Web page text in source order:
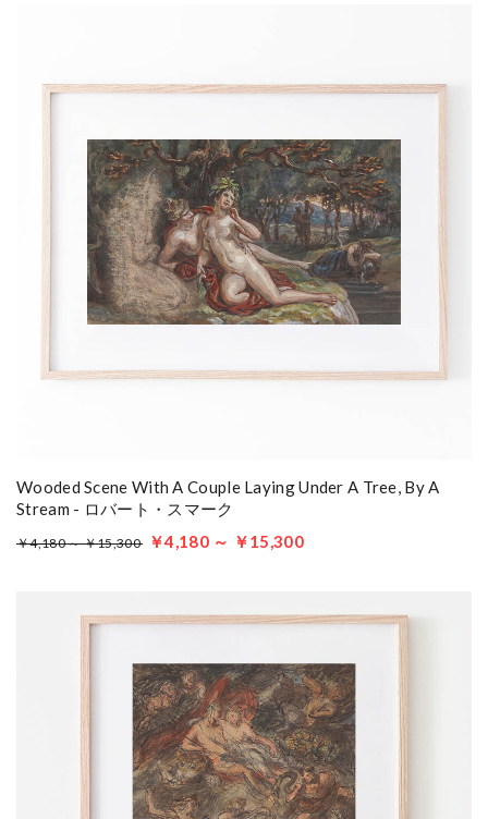
Wooded Scene With A Couple Laying Under A Tree, By A
Stream - ロバート・スマーク
￥4,180 ～ ￥15,300 ￥4,180 ～ ￥15,300